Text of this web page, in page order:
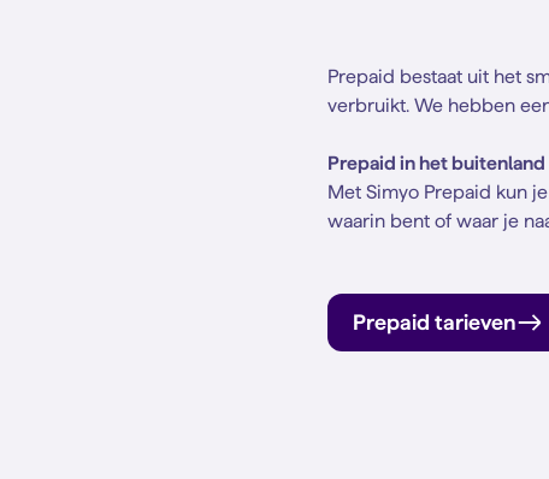
Prepaid bestaat uit het
verbruikt. We hebben
Prepaid in het buitenland
Met Simyo Prepaid kun
waarin bent of waar je
Prepaid tarieven